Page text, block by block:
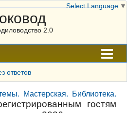
2.0
ответов
Мастерская. Библиотека.
гостям
Select Language ▼